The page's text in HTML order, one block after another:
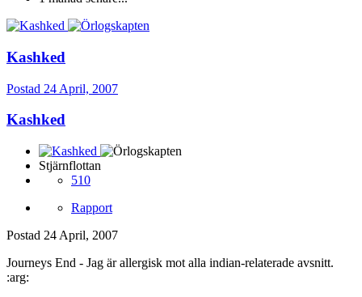
Kashked
Postad 24 April, 2007
Kashked
Stjärnflottan
510
Rapport
Postad 24 April, 2007
Journeys End - Jag är allergisk mot alla indian-relaterade avsnitt.
:arg: